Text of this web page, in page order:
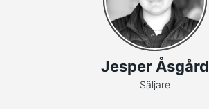
Jesper Åsgård
Säljare